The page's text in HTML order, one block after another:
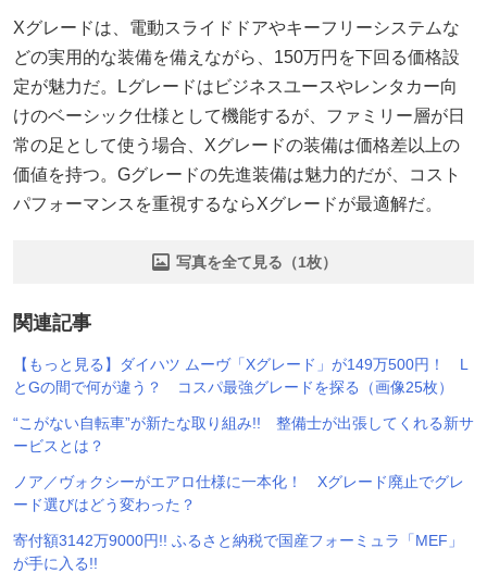
Xグレードは、電動スライドドアやキーフリーシステムな
どの実用的な装備を備えながら、150万円を下回る価格設
定が魅力だ。Lグレードはビジネスユースやレンタカー向
けのベーシック仕様として機能するが、ファミリー層が日
常の足として使う場合、Xグレードの装備は価格差以上の
価値を持つ。Gグレードの先進装備は魅力的だが、コスト
パフォーマンスを重視するならXグレードが最適解だ。
写真を全て見る（1枚）
関連記事
【もっと見る】ダイハツ ムーヴ「Xグレード」が149万500円！ L
とGの間で何が違う？ コスパ最強グレードを探る（画像25枚）
“こがない自転車”が新たな取り組み!! 整備士が出張してくれる新サ
ービスとは？
ノア／ヴォクシーがエアロ仕様に一本化！ Xグレード廃止でグレ
ード選びはどう変わった？
寄付額3142万9000円!! ふるさと納税で国産フォーミュラ「MEF」
が手に入る!!